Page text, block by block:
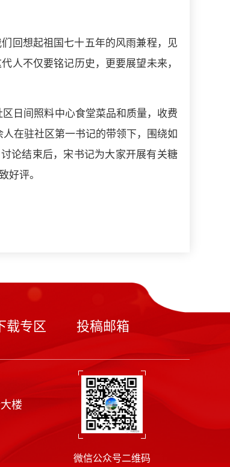
回想起祖国七十五年的风雨兼程，见
人不仅要铭记历史，更要展望未来，
日间照料中心食堂菜品和质量，收费
在驻社区第一书记的带领下，围绕如
论结束后，宋书记为大家开展有关糖
评。
载专区 投稿邮箱
楼
微信公众号二维码